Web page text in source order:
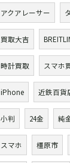
アクアレーサー
買取大吉
時計買取 スマホ
iPhone 近鉄百貨
小判 24金 純
スマホ 橿原市